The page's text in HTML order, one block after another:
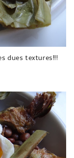
dues textures!!!